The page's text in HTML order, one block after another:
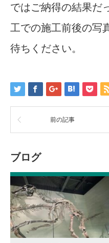
ではご納得の結果だ
工での施工前後の写
待ちください。
前の記事
ブログ